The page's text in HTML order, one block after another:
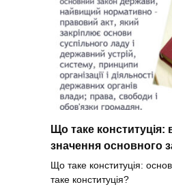
Що таке конституція:
значення основного
Що таке конституція:
таке конституція?